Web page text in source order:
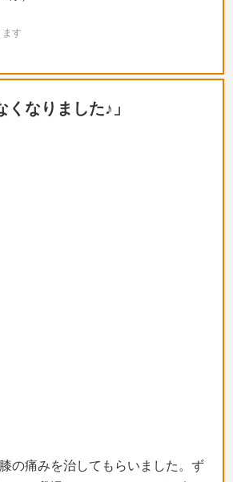
す
くなりました♪」
の痛みを治してもらいました。ず